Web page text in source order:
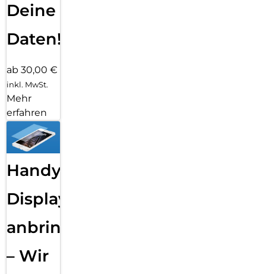
Deine
Daten!
ab 30,00 €
inkl. MwSt.
Mehr
erfahren
Handy
Displayfolie
anbringen
– Wir